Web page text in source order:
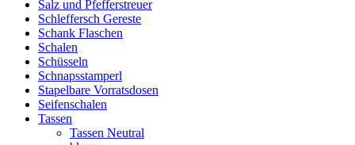
Salz und Pfefferstreuer
Schleffersch Gereste
Schank Flaschen
Schalen
Schüsseln
Schnapsstamperl
Stapelbare Vorratsdosen
Seifenschalen
Tassen
Tassen Neutral